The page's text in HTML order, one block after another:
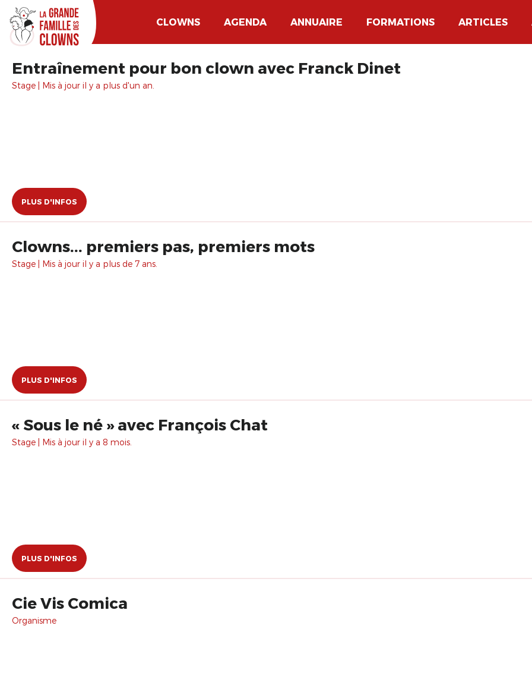
CLOWNS AGENDA ANNUAIRE FORMATIONS ARTICLES
Entraînement pour bon clown avec Franck Dinet
Stage | Mis à jour il y a plus d'un an.
PLUS D'INFOS
Clowns... premiers pas, premiers mots
Stage | Mis à jour il y a plus de 7 ans.
PLUS D'INFOS
« Sous le né » avec François Chat
Stage | Mis à jour il y a 8 mois.
PLUS D'INFOS
Cie Vis Comica
Organisme